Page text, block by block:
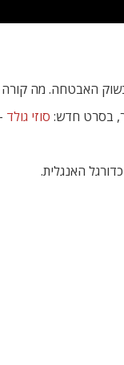
בשוק האבטחה. מה
בסרט חדש: סוזי גולד
האנגלית.